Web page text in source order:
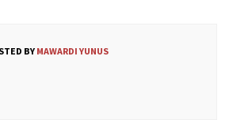
BY MAWARDI YUNUS